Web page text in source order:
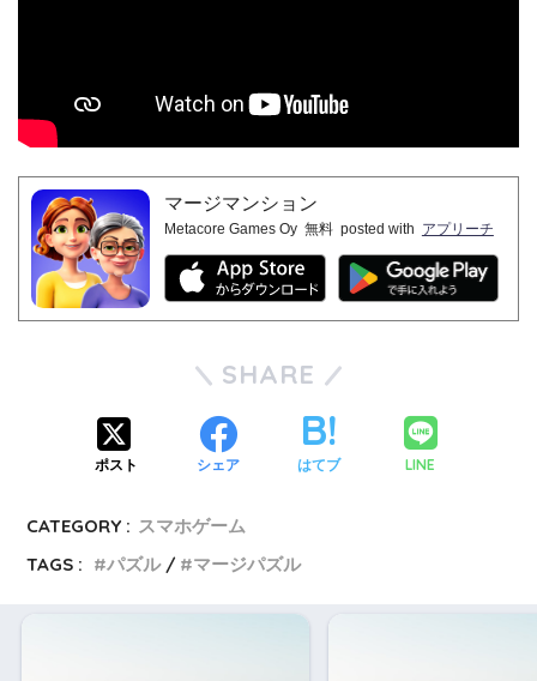
マージマンション
Metacore Games Oy 無料 posted with アプリーチ
SHARE
ポスト シェア はてブ LINE
CATEGORY : スマホゲーム
TAGS :
パズル マージパズル